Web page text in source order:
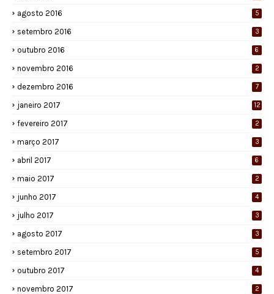
agosto 2016 5
setembro 2016 3
outubro 2016 6
novembro 2016 2
dezembro 2016 7
janeiro 2017 12
fevereiro 2017 2
março 2017 3
abril 2017 6
maio 2017 2
junho 2017 4
julho 2017 3
agosto 2017 3
setembro 2017 5
outubro 2017 4
novembro 2017 2